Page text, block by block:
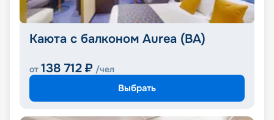
Каюта с балконом Aurea (BA)
от 138 712 ₽ /чел
Выбрать